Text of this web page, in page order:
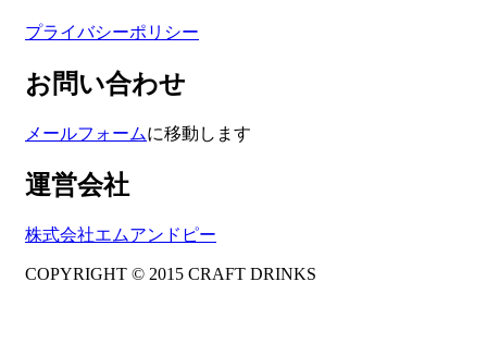
プライバシーポリシー
お問い合わせ
メールフォームに移動します
運営会社
株式会社エムアンドピー
COPYRIGHT © 2015 CRAFT DRINKS